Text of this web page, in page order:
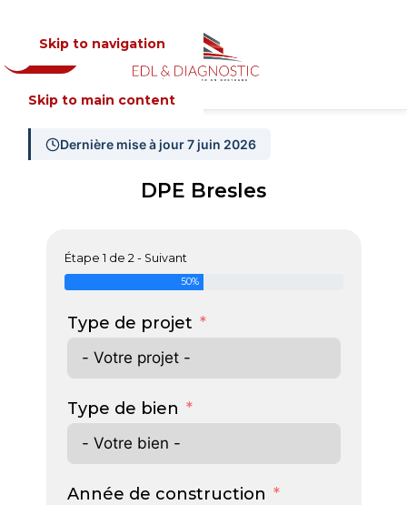
Skip to navigation
Skip to main content
MENU
Dernière mise à jour 7 juin 2026
DPE Bresles
Étape 1 de 2 - Suivant
50%
Type de projet
Type de bien
Année de construction